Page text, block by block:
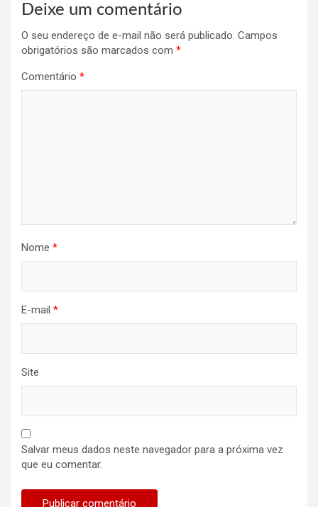
Deixe um comentário
O seu endereço de e-mail não será publicado. Campos
obrigatórios são marcados com *
Comentário *
Nome *
E-mail *
Site
Salvar meus dados neste navegador para a próxima vez
que eu comentar.